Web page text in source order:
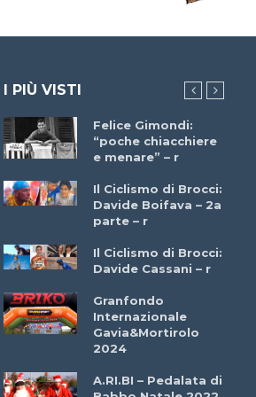
I PIÙ VISTI
Felice Gimondi:
“poche chiacchiere
e menare” – r
Il Ciclismo di Brocci:
Davide Boifava – 2a
parte – r
Il Ciclismo di Brocci:
Davide Cassani – r
Granfondo
Internazionale
Gavia&Mortirolo
2024
A.RI.BI – Pedalata di